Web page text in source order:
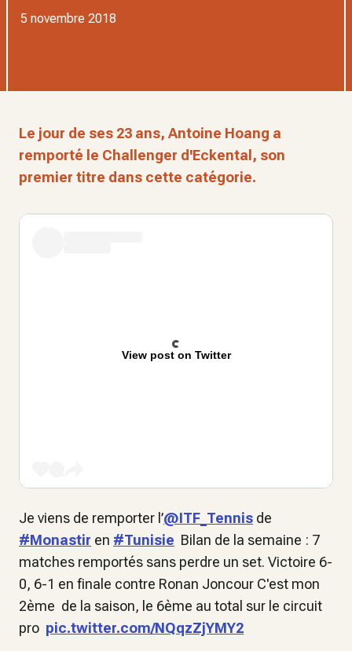
5 novembre 2018
Le jour de ses 23 ans, Antoine Hoang a
remporté le Challenger d'Eckental, son
premier titre dans cette catégorie.
View post on Twitter
Je viens de remporter l’@ITF_Tennis de
#Monastir en #Tunisie Bilan de la semaine : 7
matches remportés sans perdre un set. Victoire 6-
0, 6-1 en finale contre Ronan Joncour C'est mon
2ème de la saison, le 6ème au total sur le circuit
pro pic.twitter.com/NQqzZjYMY2